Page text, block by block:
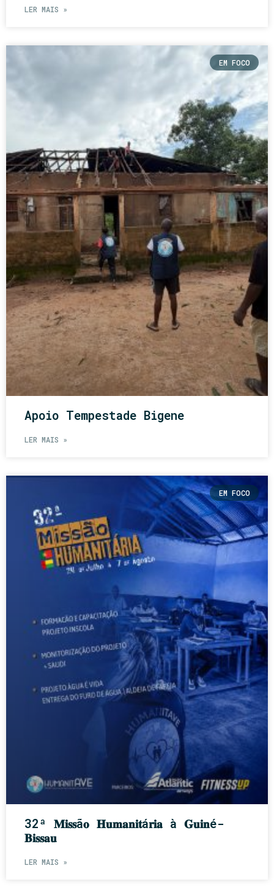
LER MAIS »
EM FOCO
Apoio Tempestade Bigene
LER MAIS »
EM FOCO
32ª 𝐌𝐢𝐬𝐬ã𝐨 𝐇𝐮𝐦𝐚𝐧𝐢𝐭á𝐫𝐢𝐚 à 𝐆𝐮𝐢𝐧é-
𝐁𝐢𝐬𝐬𝐚𝐮
LER MAIS »